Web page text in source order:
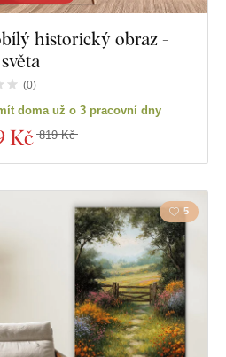
historický obraz -
(0)
doma už o 3 pracovní dny
Kč 819 Kč
5